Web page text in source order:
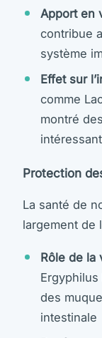
Apport en
contribue
système
Effet sur
comme
montré
Protection
La santé de
largement de
Rôle de la
des
intestinale